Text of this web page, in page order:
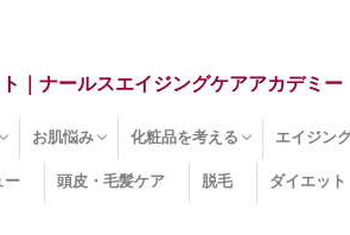
｜ナールスエイジングケアアカデミー
は？
連成分
お肌悩み
インナードライ肌
くすみ
目の下のクマ
しみ
しわ
顔・頭皮のたるみ
ほうれい線
毛穴
手荒れ
乾燥肌
敏感肌
紫外線ダメージ
薄毛
その他のお肌悩み
化粧品を考える
エイジングケア化粧品
化粧水
美容液
保湿クリーム
酵素洗顔
ハンドクリーム
フェイスマスク
ほうれい線化粧品
コラーゲン化粧品
メイク化粧品
洗顔・クレンジング
オールインワン化粧品
その他の化粧品
エイジン
エイジン
セラミド
ネオダーミ
プロテオ
ビタミン
コラーゲン
その他の
ー 頭皮・毛髪ケア 脱毛 ダイエット